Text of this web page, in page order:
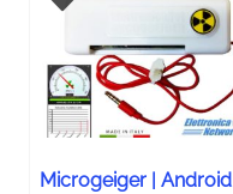
Microgeiger |